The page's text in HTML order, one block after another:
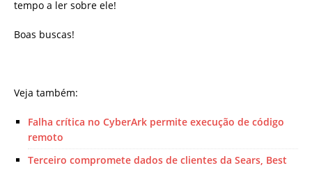
tempo a ler sobre ele!
Boas buscas!
Veja também:
Falha crítica no CyberArk permite execução de código
remoto
Terceiro compromete dados de clientes da Sears, Best